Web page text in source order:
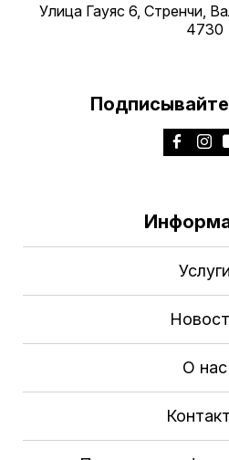
Улица Гауяс 6, Стренчи,
4730
Услуги
О нас